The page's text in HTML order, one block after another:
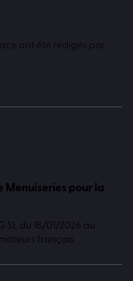
ont été rédigés par
Menuiseries pour la
SL du 18/01/2026 au
français.